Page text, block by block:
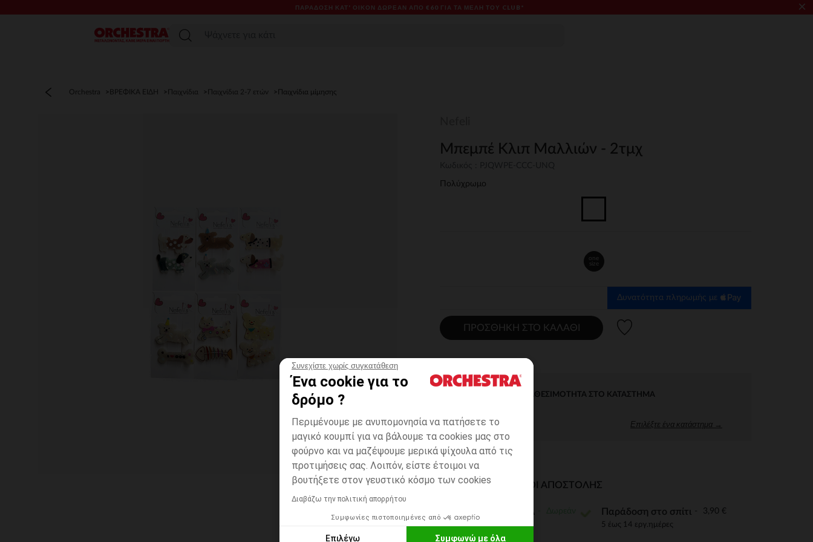
Συνεχίστε χωρίς συγκατάθεση
Ένα cookie για το
δρόμο ?
Περιμένουμε με ανυπομονησία να πατήσετε το
μαγικό κουμπί για να βάλουμε τα cookies μας στο
φούρνο και να μαζέψουμε μερικά ψίχουλα από τις
προτιμήσεις σας. Λοιπόν, είστε έτοιμοι να
βουτήξετε στον γευστικό κόσμο των cookies
Διαβάζω την πολιτική απορρήτου
Συμφωνίες πιστοποιημένες από
Επιλέγω Συμφωνώ με όλα
ΠΑΡΆΔΟΣΗ ΚΑΤ' ΟΊΚΟΝ ΔΩΡΕΑΝ ΑΠΌ €60 ΓΙΑ ΤΑ ΜΈΛΗ ΤΟΥ CLUB* ×
Μενού
Orchestra ΒΡΕΦΙΚΑ ΕΙΔΗ Παιχνίδια Παιχνίδια 2-7 ετών Παιχνίδια μίμησης
Μπεμπέ Κλιπ Μαλλιών - 2τμχ
Πολύχρωμο
one
size
Δυνατότητα πληρωμής με
ΠΡΟΣΘΉΚΗ ΣΤΟ ΚΑΛΆΘΙ
ΆΜΕΣΗ ΔΙΑΘΕΣΙΜΌΤΗΤΑ ΣΤΟ ΚΑΤΆΣΤΗΜΑ
Επιλέξτε ένα κατάστημα →
ΔΙΑΘΈΣΙΜΟΙ ΤΡΌΠΟΙ ΑΠΟΣΤΟΛΉΣ
ΣΕ ΚΑΤΑΣΤΗΜΑ Παράδοση στο σπίτι 3,90 €
5 έως 14 εργ.ημέρες